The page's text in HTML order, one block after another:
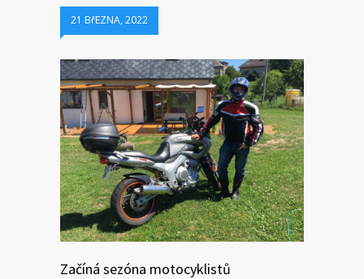
21 BřEZNA, 2022
Začíná sezóna motocyklistů